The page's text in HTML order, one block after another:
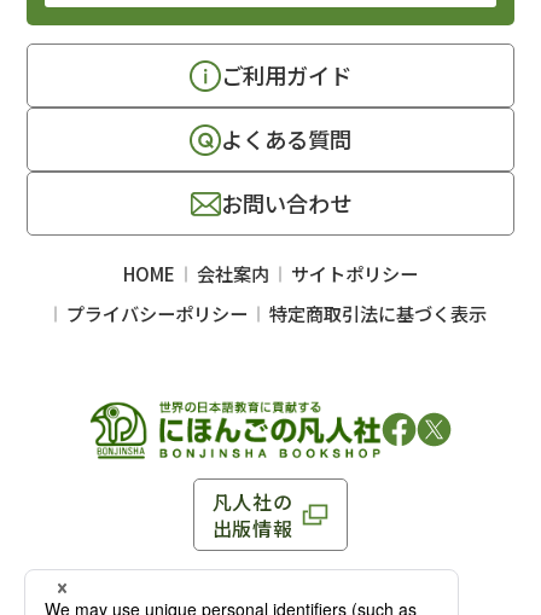
凡人社の
出版情報
〒102-0093 東京都千代田区平河町 1-3-13 8F
ご利用ガイド
よくある質問
お問い合わせ
HOME 会社案内
サイトポリシー
プライバシーポリシー
特定商取引法に基づく表示